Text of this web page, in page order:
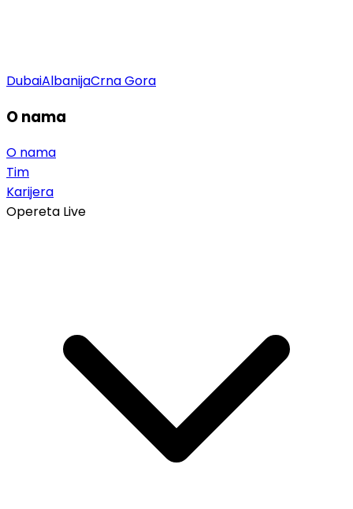
DubaiAlbanijaCrna Gora
O nama
O nama
Tim
Karijera
Opereta Live